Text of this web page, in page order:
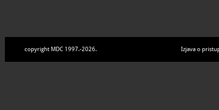
copyright MDC 1997.-2026. Izjava o